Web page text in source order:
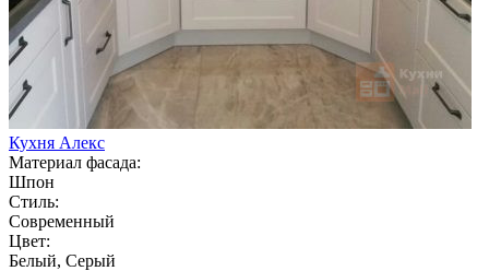
Кухня Алекс
Материал фасада:
Шпон
Стиль:
Современный
Цвет:
Белый, Серый